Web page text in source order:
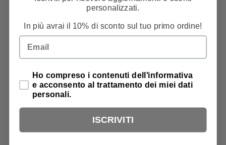
PRODOTTI CORRELATI
personalizzati.
In più avrai il 10% di sconto sul tuo primo ordine!
Email
Privacy Policy
Ho compreso i contenuti dell'informativa
e acconsento al trattamento dei miei dati
personali.
ISCRIVITI